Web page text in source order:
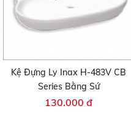
Kệ Đựng Ly Inax H-483V CB
Series Bằng Sứ
130.000 đ